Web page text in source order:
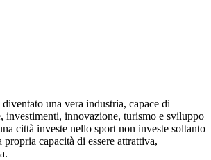
una vera industria, capace di
investimenti, innovazione, turismo e sviluppo
città investe nello sport non investe soltanto
capacità di essere attrattiva,